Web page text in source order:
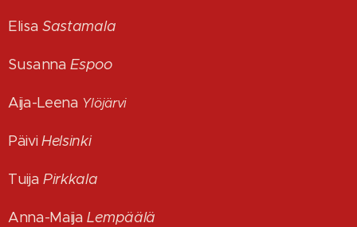
Elisa Sastamala
SusannaEspoo
Aija-Leena Ylöjärvi
PäiviHelsinki
Tuija Pirkkala
Anna-Maija Lempäälä